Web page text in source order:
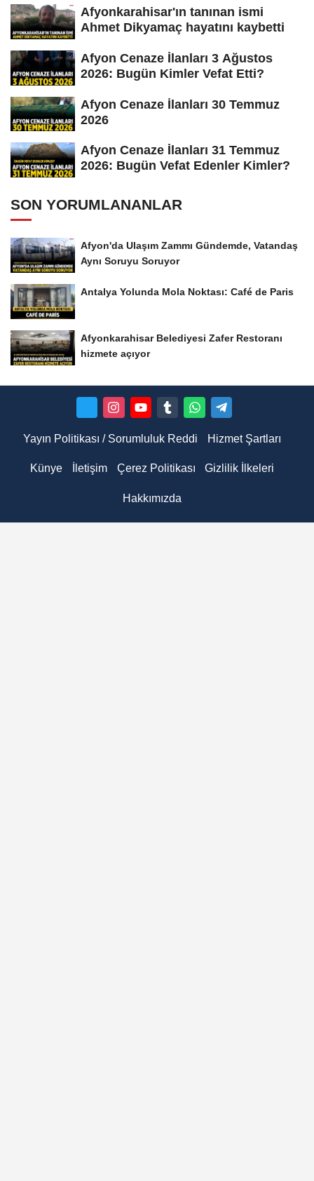
Afyonkarahisar'ın tanınan ismi
Ahmet Dikyamaç hayatını kaybetti
Afyon Cenaze İlanları 3 Ağustos
2026: Bugün Kimler Vefat Etti?
Afyon Cenaze İlanları 30 Temmuz
2026
Afyon Cenaze İlanları 31 Temmuz
2026: Bugün Vefat Edenler Kimler?
SON YORUMLANANLAR
Afyon'da Ulaşım Zammı Gündemde, Vatandaş
Aynı Soruyu Soruyor
Antalya Yolunda Mola Noktası: Café de Paris
Afyonkarahisar Belediyesi Zafer Restoranı
hizmete açıyor
Yayın Politikası / Sorumluluk Reddi Hizmet Şartları
Künye İletişim Çerez Politikası Gizlilik İlkeleri
Hakkımızda